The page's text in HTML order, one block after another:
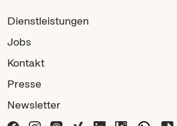
Dienstleistungen
Jobs
Kontakt
Presse
Newsletter